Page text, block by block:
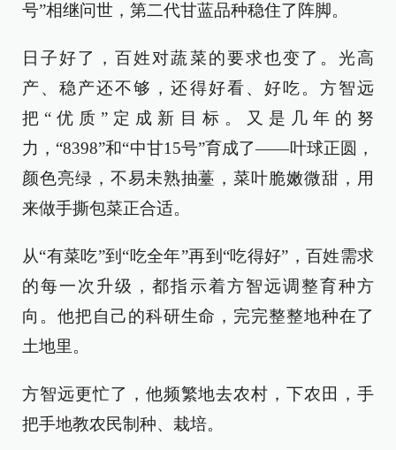
号”相继问世，第二代甘蓝品种稳住了阵脚。
日子好了，百姓对蔬菜的要求也变了。光高
产、稳产还不够，还得好看、好吃。方智远
把“优质”定成新目标。又是几年的努
力，“8398”和“中甘15号”育成了——叶球正圆，
颜色亮绿，不易未熟抽薹，菜叶脆嫩微甜，用
来做手撕包菜正合适。
从“有菜吃”到“吃全年”再到“吃得好”，百姓需求
的每一次升级，都指示着方智远调整育种方
向。他把自己的科研生命，完完整整地种在了
土地里。
方智远更忙了，他频繁地去农村，下农田，手
把手地教农民制种、栽培。